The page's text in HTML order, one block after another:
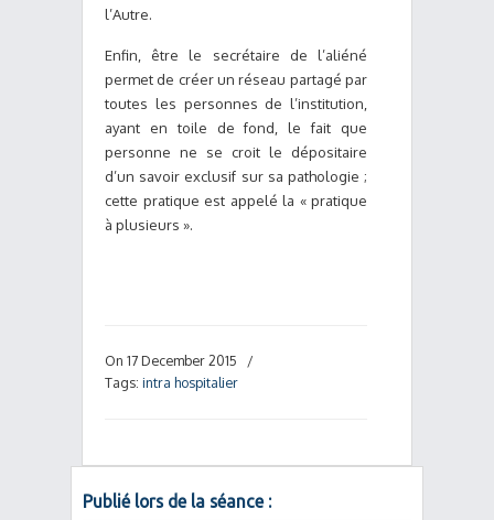
l’Autre.
Enfin, être le secrétaire de l’aliéné
permet de créer un réseau partagé par
toutes les personnes de l’institution,
ayant en toile de fond, le fait que
personne ne se croit le dépositaire
d’un savoir exclusif sur sa pathologie ;
cette pratique est appelé la « pratique
à plusieurs ».
On 17 December 2015
/
Tags: intra hospitalier
Publié lors de la séance :